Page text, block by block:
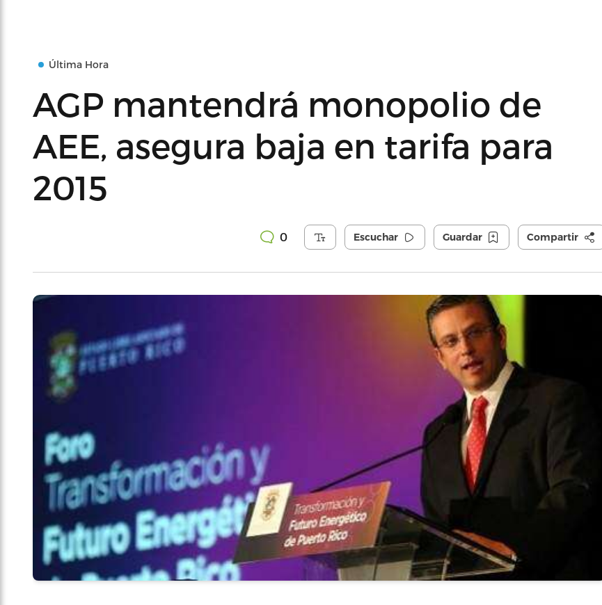
Última Hora
AGP mantendrá monopolio de
AEE, asegura baja en tarifa para
2015
0 Escuchar Guardar Compartir